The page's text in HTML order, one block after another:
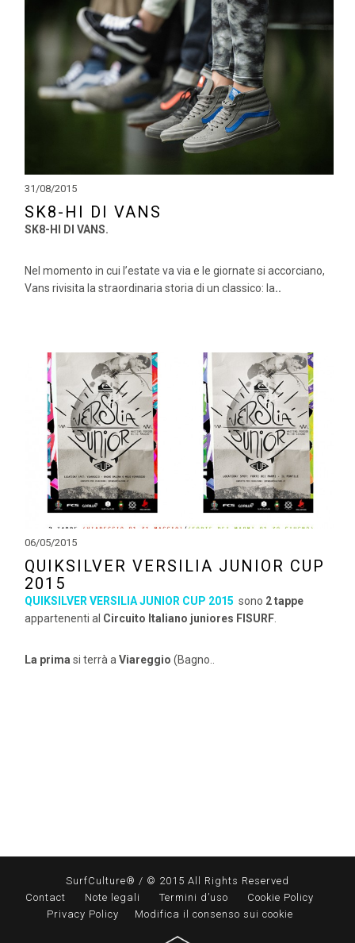
31/08/2015
SK8-HI DI VANS
SK8-HI DI VANS.
Nel momento in cui l’estate va via e le giornate si accorciano,
Vans rivisita la straordinaria storia di un classico: la..
06/05/2015
QUIKSILVER VERSILIA JUNIOR CUP
2015
QUIKSILVER VERSILIA JUNIOR CUP 2015 sono 2 tappe
appartenenti al Circuito Italiano juniores FISURF.
La prima si terrà aViareggio (Bagno..
SurfCulture® / © 2015 All Rights Reserved
Contact
Note legali Termini d’uso
Cookie Policy
Privacy Policy
Modifica il consenso sui cookie